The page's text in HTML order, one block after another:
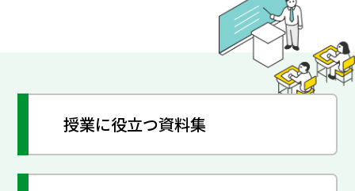
授業に役立つ資料集